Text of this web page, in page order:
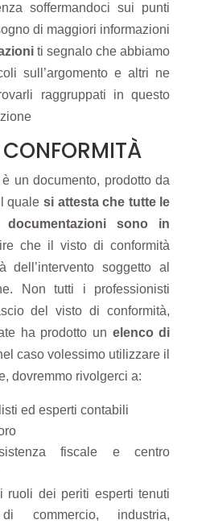
soffermandoci sui punti
di maggiori informazioni
ti segnalo che abbiamo
sull’argomento e altri ne
raggruppati in questo
è un documento, prodotto da
quale si attesta che tutte le
sono in
che il visto di conformità
dell’intervento soggetto al
Non tutti i professionisti
del visto di conformità,
ha prodotto un elenco di
caso volessimo utilizzare il
dovremmo rivolgerci a:
ed esperti contabili
fiscale e centro
ruoli dei periti esperti tenuti
commercio, industria,